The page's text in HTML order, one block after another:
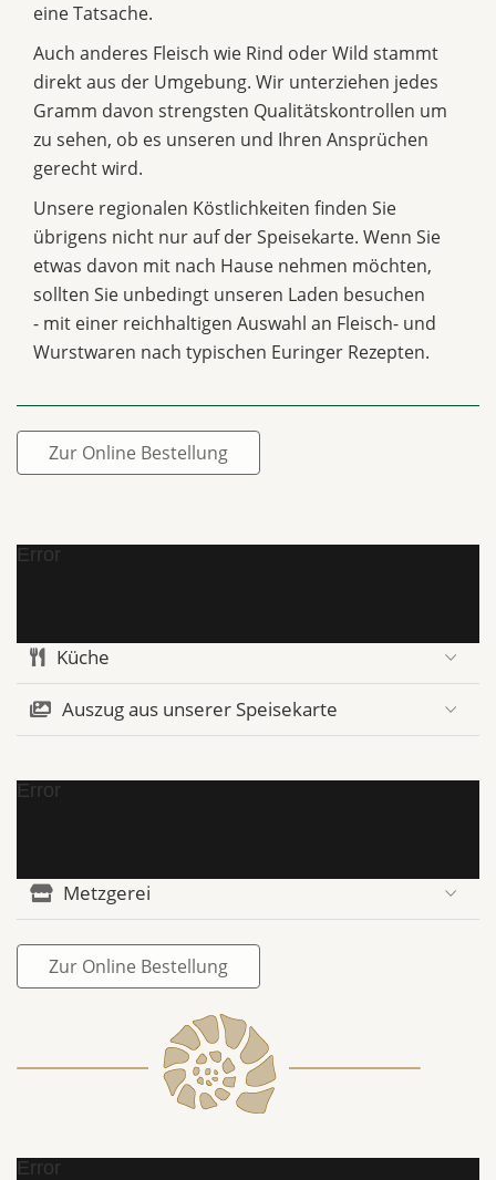
eine Tatsache.
Auch anderes Fleisch wie Rind oder Wild stammt
direkt aus der Umgebung. Wir unterziehen jedes
Gramm davon strengsten Qualitätskontrollen um
zu sehen, ob es unseren und Ihren Ansprüchen
gerecht wird.
Unsere regionalen Köstlichkeiten finden Sie
übrigens nicht nur auf der Speisekarte. Wenn Sie
etwas davon mit nach Hause nehmen möchten,
sollten Sie unbedingt unseren Laden besuchen
- mit einer reichhaltigen Auswahl an Fleisch- und
Wurstwaren nach typischen Euringer Rezepten.
Zur Online Bestellung
Error
Küche
Auszug aus unserer Speisekarte
Error
Metzgerei
Zur Online Bestellung
Error